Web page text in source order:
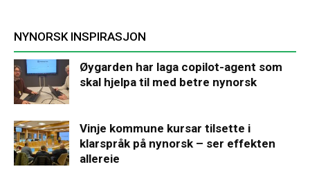
NYNORSK INSPIRASJON
Øygarden har laga copilot-agent som
skal hjelpa til med betre nynorsk
Vinje kommune kursar tilsette i
klarspråk på nynorsk – ser effekten
allereie